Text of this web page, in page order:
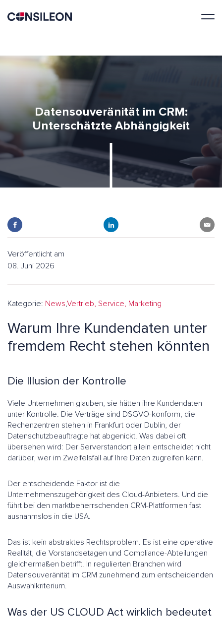
Datensouveränität im CRM:
Unterschätzte Abhängigkeit
Veröffentlicht am
08. Juni 2026
Kategorie: News,Vertrieb, Service, Marketing
Warum Ihre Kundendaten unter
fremdem Recht stehen könnten
Die Illusion der Kontrolle
Viele Unternehmen glauben, sie hätten ihre Kundendaten
unter Kontrolle. Die Verträge sind DSGVO-konform, die
Rechenzentren stehen in Frankfurt oder Dublin, der
Datenschutzbeauftragte hat abgenickt. Was dabei oft
übersehen wird: Der Serverstandort allein entscheidet nicht
darüber, wer im Zweifelsfall auf Ihre Daten zugreifen kann.
Der entscheidende Faktor ist die
Unternehmenszugehörigkeit des Cloud-Anbieters. Und die
führt bei den marktbeherrschenden CRM-Plattformen fast
ausnahmslos in die USA.
Das ist kein abstraktes Rechtsproblem. Es ist eine operative
Realität, die Vorstandsetagen und Compliance-Abteilungen
gleichermaßen betrifft. In regulierten Branchen wird
Datensouveränität im CRM zunehmend zum entscheidenden
Auswahlkriterium.
Was der US CLOUD Act wirklich bedeutet